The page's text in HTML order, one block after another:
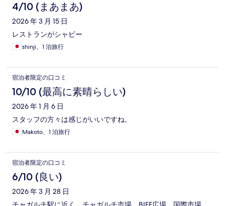
4/10 (まあまあ)
2026 年 3 月 15 日
レストランがシャビー
shinji、1 泊旅行
宿泊者限定の口コミ
10/10 (最高に素晴らしい)
2026 年 1 月 6 日
スタッフの方々は感じがいいですね。
Makoto、1 泊旅行
宿泊者限定の口コミ
6/10 (良い)
2026 年 3 月 28 日